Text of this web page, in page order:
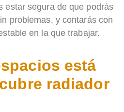
estar segura de que podrás
problemas, y contarás con
en la que trabajar.
está
radiador